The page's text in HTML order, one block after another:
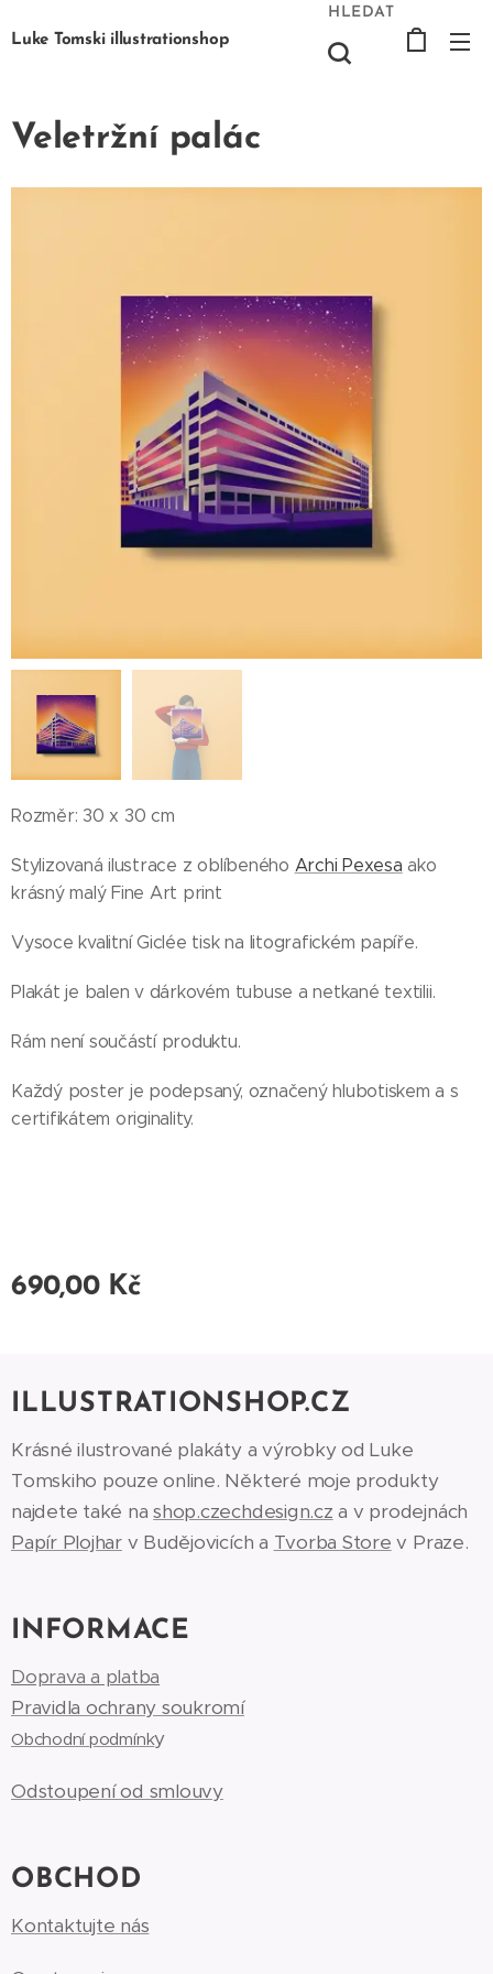
Luke Tomski illustrationshop
HLEDAT
Veletržní palác
Rozměr: 30 x 30 cm
Stylizovaná ilustrace z oblíbeného Archi Pexesa ako
krásný malý Fine Art print
Vysoce kvalitní Giclée tisk na litografickém papíře.
Plakát je balen v dárkovém tubuse a netkané textilii.
Rám není součástí produktu.
Každý poster je podepsaný, označený hlubotiskem a s
certifikátem originality.
690,00Kč
ILLUSTRATIONSHOP.CZ
Krásné ilustrované plakáty a výrobky od Luke
Tomskiho pouze online. Některé moje produkty
najdete také nashop.czechdesign.cz a v prodejnách
Papír Plojharv Budějovicích a Tvorba Store v Praze.
INFORMACE
Doprava a platba
Pravidla ochrany soukromí
Obchodní podmínky
Odstoupení od smlouvy
OBCHOD
Kontaktujte nás